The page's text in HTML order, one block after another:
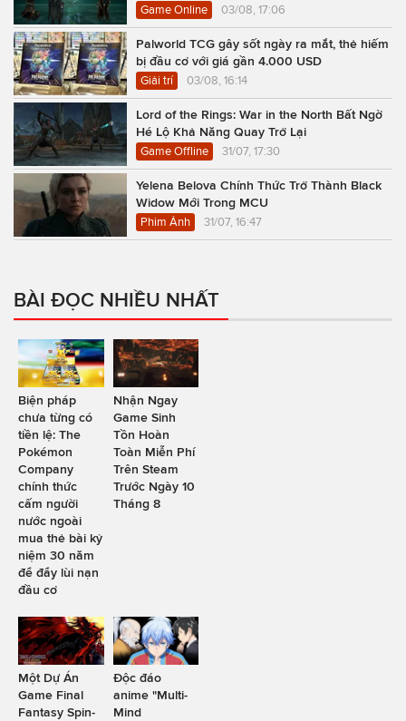
Game Online 03/08, 17:06
Palworld TCG gây sốt ngày ra mắt, thẻ hiếm
bị đầu cơ với giá gần 4.000 USD
Giải trí 03/08, 16:14
Lord of the Rings: War in the North Bất Ngờ
Hé Lộ Khả Năng Quay Trở Lại
Game Offline 31/07, 17:30
Yelena Belova Chính Thức Trở Thành Black
Widow Mới Trong MCU
Phim Ảnh 31/07, 16:47
BÀI ĐỌC NHIỀU NHẤT
Biện pháp
chưa từng có
tiền lệ: The
Pokémon
Company
chính thức
cấm người
nước ngoài
mua thẻ bài kỷ
niệm 30 năm
để đẩy lùi nạn
đầu cơ
Nhận Ngay
Game Sinh
Tồn Hoàn
Toàn Miễn Phí
Trên Steam
Trước Ngày 10
Tháng 8
Một Dự Án
Game Final
Fantasy Spin-
Độc đáo
anime "Multi-
Mind